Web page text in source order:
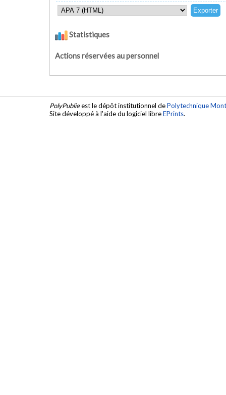
Statistiques
Actions réservées au personnel
PolyPublieest le dépôt institutionnel dePolytechnique
Site développé à l'aide du logiciel libreEPrints.